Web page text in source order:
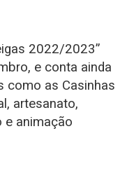
2022/2023”
e conta ainda
como as Casinhas
artesanato,
e animação